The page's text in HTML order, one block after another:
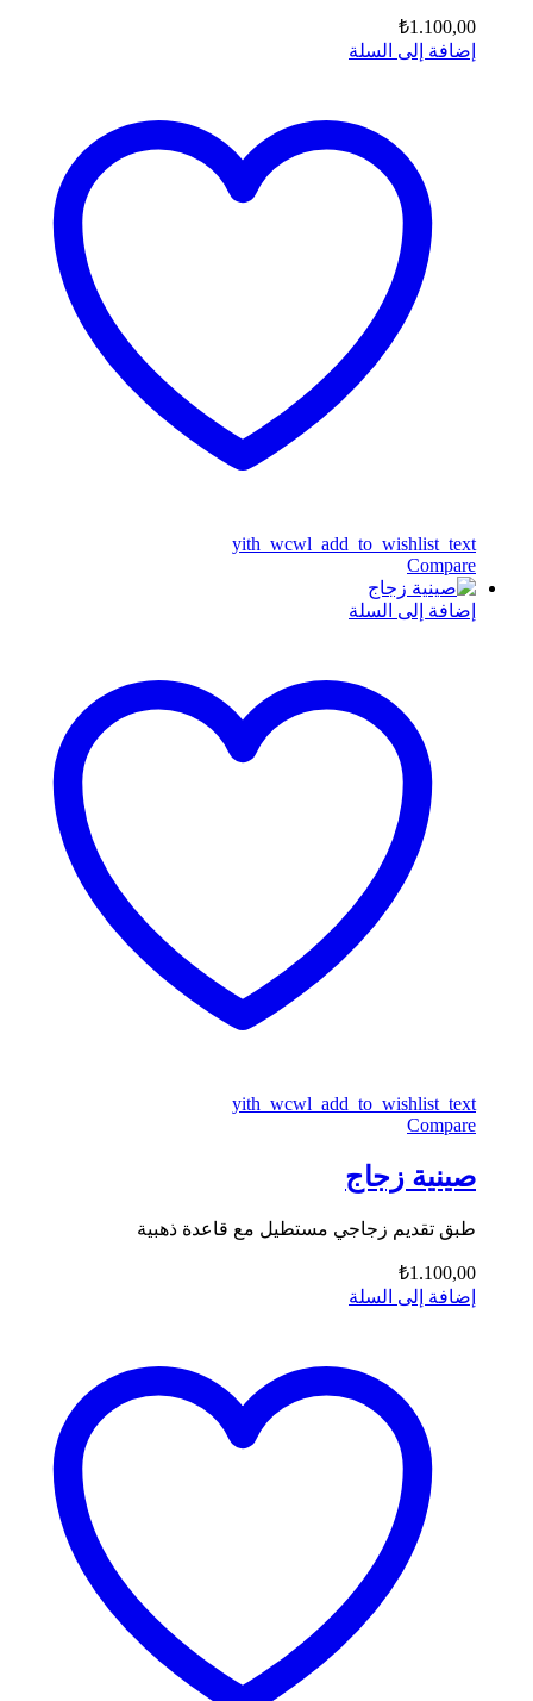
₺1.100,00
إضافة إلى السلة
yith_wcwl_add_to_wishlist_text
Compare
إضافة إلى السلة
yith_wcwl_add_to_wishlist_text
Compare
صينية زجاج
طبق تقديم زجاجي مستطيل مع قاعدة ذهبية
₺1.100,00
إضافة إلى السلة